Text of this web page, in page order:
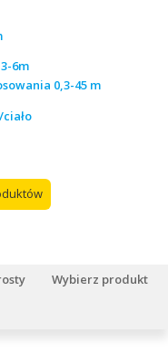
6m
0,3-45 m
Wybierz produkt